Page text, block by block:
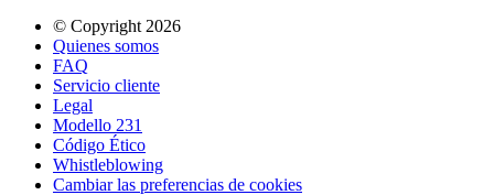
© Copyright 2026
Quienes somos
FAQ
Servicio cliente
Legal
Modello 231
Código Ético
Whistleblowing
Cambiar las preferencias de cookies